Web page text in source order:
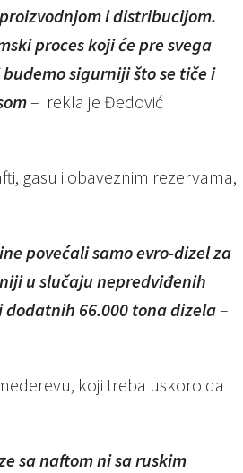
i distribucijom.
proces koji će pre svega
sigurniji što se tiče i
– rekla je Đedović
gasu i obaveznim rezervama,
povećali samo evro-dizel za
u slučaju nepredviđenih
66.000 tona dizela–
koji treba uskoro da
sa naftom ni sa ruskim